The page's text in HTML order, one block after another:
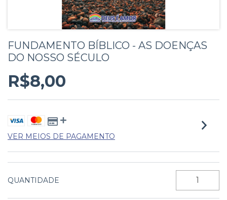
FUNDAMENTO BÍBLICO - AS DOENÇAS
DO NOSSO SÉCULO
R$8,00
VER MEIOS DE PAGAMENTO
QUANTIDADE